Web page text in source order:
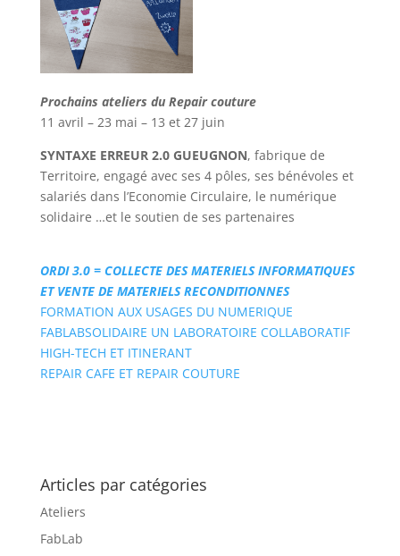
Prochains ateliers du Repair couture
11 avril – 23 mai – 13 et 27 juin
SYNTAXE ERREUR 2.0 GUEUGNON, fabrique de
Territoire, engagé avec ses 4 pôles, ses bénévoles et
salariés dans l’Economie Circulaire, le numérique
solidaire …et le soutien de ses partenaires
ORDI 3.0 = COLLECTE DES MATERIELS INFORMATIQUES
ET VENTE DE MATERIELS RECONDITIONNES
FORMATION AUX USAGES DU NUMERIQUE
FABLABSOLIDAIRE UN LABORATOIRE COLLABORATIF
HIGH-TECH ET ITINERANT
REPAIR CAFE ET REPAIR COUTURE
Articles par catégories
Ateliers
FabLab